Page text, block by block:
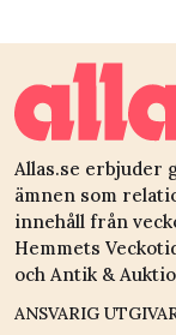
Allas.se erbjuder
ämnen som
innehåll från
Hemmets
och Antik &
ANSVARIG